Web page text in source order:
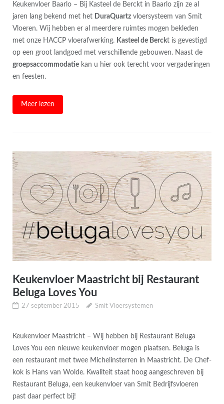
Keukenvloer Baarlo – Bij Kasteel de Berckt in Baarlo zijn ze al
jaren lang bekend met het DuraQuartzvloersysteem van Smit
Vloeren. Wij hebben er al meerdere ruimtes mogen bekleden
met onze HACCP vloerafwerking. Kasteel de Berckt is gevestigd
op een groot landgoed met verschillende gebouwen. Naast de
groepsaccommodatiekan u hier ook terecht voor vergaderingen
en feesten.
Meer lezen
Keukenvloer Maastricht bij Restaurant
Beluga Loves You
27 september 2015 Smit Vloersystemen
Keukenvloer Maastricht – Wij hebben bij Restaurant Beluga
Loves You een nieuwe keukenvloer mogen plaatsen. Beluga is
een restaurant met twee Michelinsterren in Maastricht. De Chef-
kok is Hans van Wolde. Kwaliteit staat hoog aangeschreven bij
Restaurant Beluga, een keukenvloer van Smit Bedrijfsvloeren
past daar perfect bij!